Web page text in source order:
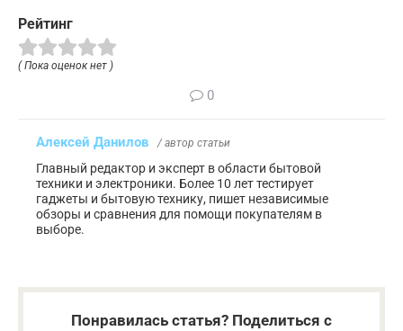
Рейтинг
( Пока оценок нет )
0
Алексей Данилов / автор статьи
Главный редактор и эксперт в области бытовой
техники и электроники. Более 10 лет тестирует
гаджеты и бытовую технику, пишет независимые
обзоры и сравнения для помощи покупателям в
выборе.
Понравилась статья? Поделиться с